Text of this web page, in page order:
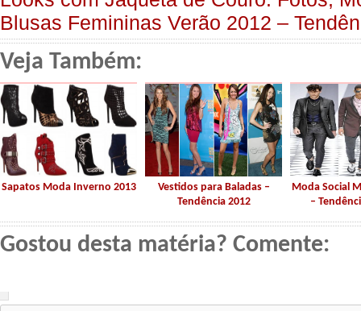
Blusas Femininas Verão 2012 –
Veja Também:
Sapatos Moda Inverno 2013
Vestidos para Baladas –
Tendência 2012
Moda Social
–
Gostou desta matéria? Comente: